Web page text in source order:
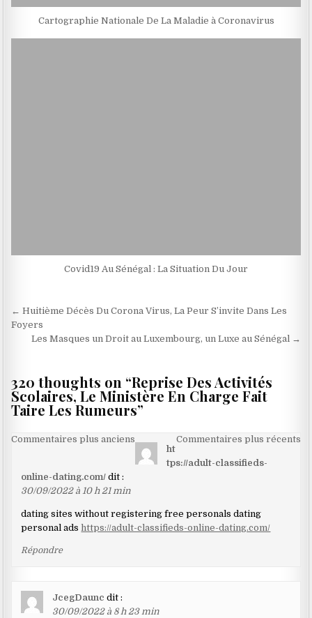
Cartographie Nationale De La Maladie à Coronavirus
Covid19 Au Sénégal : La Situation Du Jour
Navigation
de
l’article
← Huitième Décès Du Corona Virus, La Peur S’invite Dans Les
Foyers
Les Masques un Droit au Luxembourg, un Luxe au Sénégal →
320 thoughts on “Reprise Des Activités
Scolaires, Le Ministère En Charge Fait
Taire Les Rumeurs”
Navigation
les
commentaires
Commentaires plus anciens
Commentaires plus récents
ht
tps://adult-classifieds-
online-dating.com/ dit :
30/09/2022 à 10 h 21 min
dating sites without registering free personals dating
personal ads https://adult-classifieds-online-dating.com/
Répondre
JcegDaunc dit :
30/09/2022 à 8 h 23 min